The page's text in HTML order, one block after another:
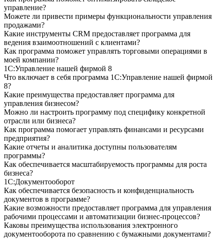
управление?
Можете ли привести примеры функциональности управления
продажами?
Какие инструменты CRM предоставляет программа для
ведения взаимоотношений с клиентами?
Как программа поможет управлять торговыми операциями в
моей компании?
1С:Управление нашей фирмой 8
Что включает в себя программа 1С:Управление нашей фирмой
8?
Какие преимущества предоставляет программа для
управления бизнесом?
Можно ли настроить программу под специфику конкретной
отрасли или бизнеса?
Как программа помогает управлять финансами и ресурсами
предприятия?
Какие отчеты и аналитика доступны пользователям
программы?
Как обеспечивается масштабируемость программы для роста
бизнеса?
1С:Документооборот
Как обеспечивается безопасность и конфиденциальность
документов в программе?
Какие возможности предоставляет программа для управления
рабочими процессами и автоматизации бизнес-процессов?
Каковы преимущества использования электронного
документооборота по сравнению с бумажными документами?